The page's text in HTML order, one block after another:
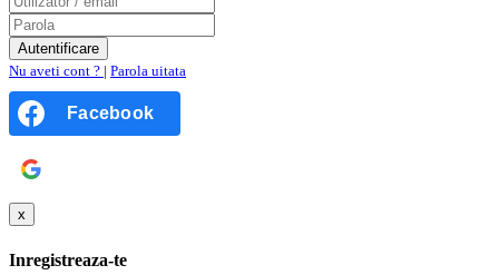
Nu aveti cont ? | Parola uitata
Facebook
x
Inregistreaza-te